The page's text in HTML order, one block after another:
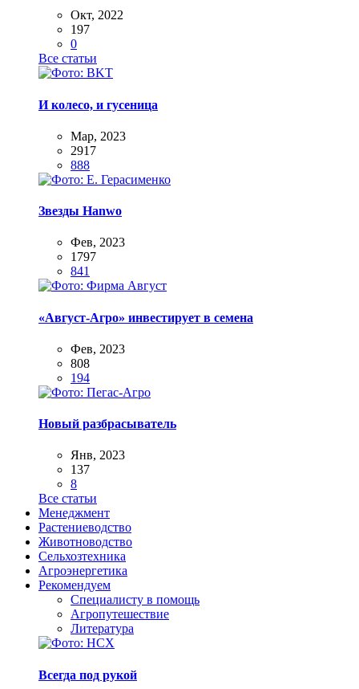
Окт, 2022
197
0
Все статьи
И колесо, и гусеница
Мар, 2023
2917
888
Звезды Hanwo
Фев, 2023
1797
841
«Август-Агро» инвестирует в семена
Фев, 2023
808
194
Новый разбрасыватель
Янв, 2023
137
8
Все статьи
Менеджмент
Растениеводство
Животноводство
Сельхозтехника
Агроэнергетика
Рекомендуем
Специалисту в помощь
Агропутешествие
Литература
Всегда под рукой